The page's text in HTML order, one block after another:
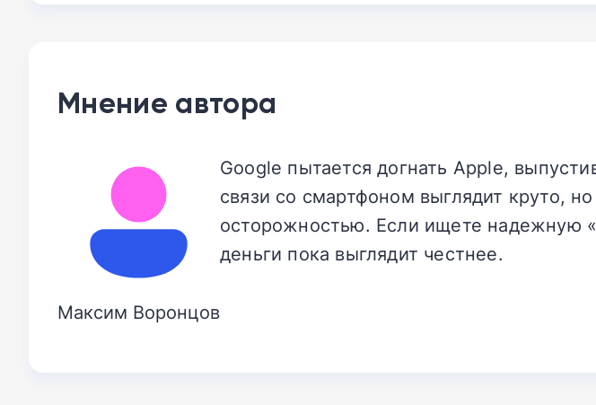
Мнение автора
Максим Воронцов
Google пытается догнать Apple,
связи со смартфоном выглядит круто,
осторожностью. Если ищете надежную
деньги пока выглядит честнее.